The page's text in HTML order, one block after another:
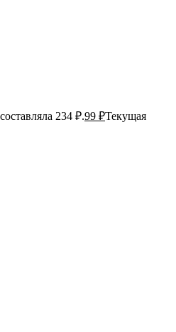
234 ₽.99 ₽Текущая